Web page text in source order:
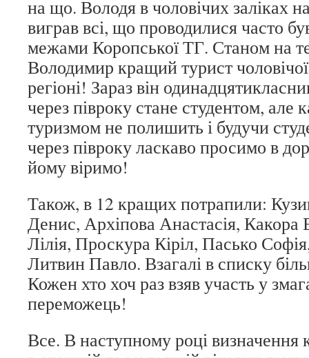
на що. Володя в чоловічих заліках
виграв всі, що проводилися часто
межами Коропської ТГ. Станом на
Володимир кращий турист
регіоні! Зараз він
через півроку стане студентом, але
туризмом не полишить і будучи
через півроку ласкаво просимо в
йому віримо!
Також, в 12 кращих потрапили:
Денис, Архіпова Анастасія,
Лілія, Проскура Кіріл, Пасько
Литвин Павло. Взагалі в списку
Кожен хто хоч раз взяв участь у
переможець!
Все. В наступному році визначення